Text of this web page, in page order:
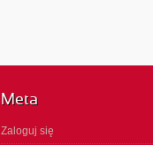
Meta
Zaloguj się